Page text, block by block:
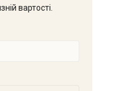
вартості.